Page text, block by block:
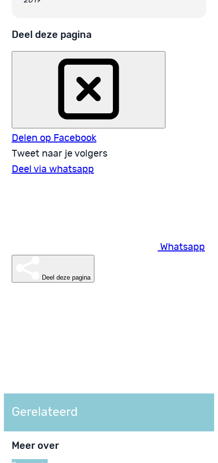
Deel deze pagina
Delen op Facebook
Tweet naar je volgers
Deel via whatsapp
Whatsapp
Deel deze pagina
Gerelateerd
Meer over